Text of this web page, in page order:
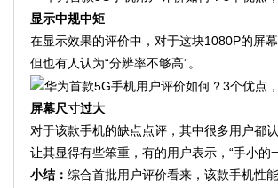
显示中规中矩
在显示效果的评价中，对于这块1080P的屏
但也有人认为“分辨率不够高”。
屏幕尺寸过大
对于该款手机的缺点点评，其中很多用户都
让其显得有些笨重，有的用户表示，“手小的
小结： 综合首批用户评价看来，该款手机性